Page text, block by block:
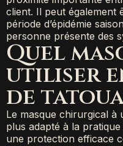
client. Il peut également
période d’épidémie
personne présente des
Quel
utiliser
de
Le masque chirurgical à
plus adapté à la
une protection efficace